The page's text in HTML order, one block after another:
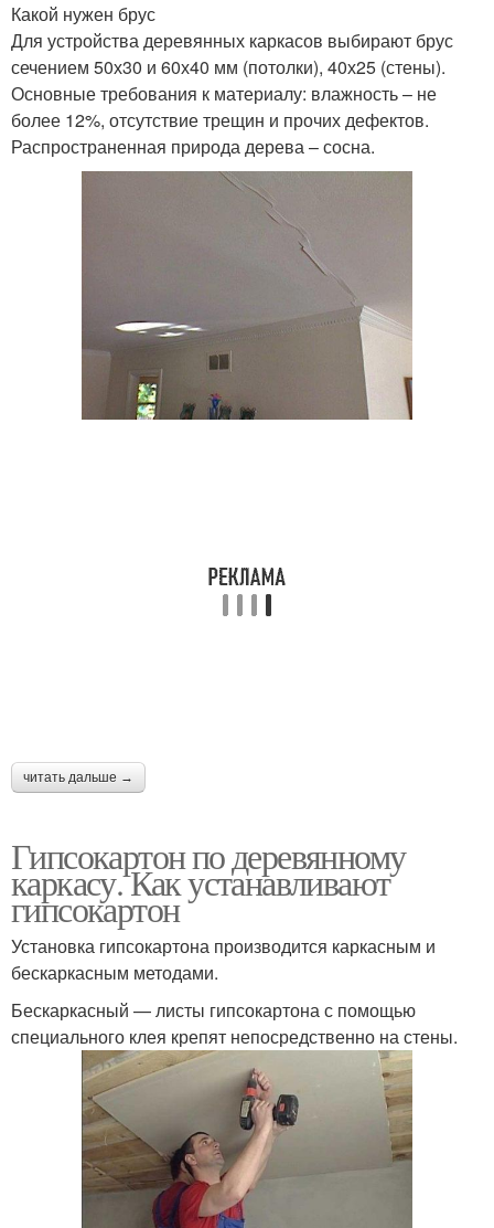
Какой нужен брус
Для устройства деревянных каркасов выбирают брус
сечением 50х30 и 60х40 мм (потолки), 40х25 (стены).
Основные требования к материалу: влажность – не
более 12%, отсутствие трещин и прочих дефектов.
Распространенная природа дерева – сосна.
читать дальше →
Гипсокартон по деревянному
каркасу. Как устанавливают
гипсокартон
Установка гипсокартона производится каркасным и
бескаркасным методами.
Бескаркасный — листы гипсокартона с помощью
специального клея крепят непосредственно на стены.